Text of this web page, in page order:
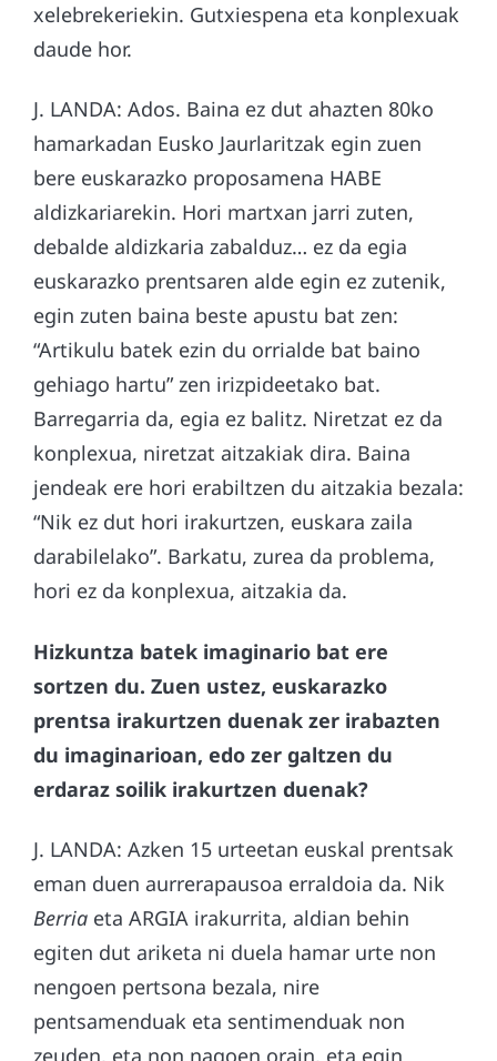
xelebrekeriekin. Gutxiespena eta konplexuak
daude hor.
J. LANDA: Ados. Baina ez dut ahazten 80ko
hamarkadan Eusko Jaurlaritzak egin zuen
bere euskarazko proposamena HABE
aldizkariarekin. Hori martxan jarri zuten,
debalde aldizkaria zabalduz… ez da egia
euskarazko prentsaren alde egin ez zutenik,
egin zuten baina beste apustu bat zen:
“Artikulu batek ezin du orrialde bat baino
gehiago hartu” zen irizpideetako bat.
Barregarria da, egia ez balitz. Niretzat ez da
konplexua, niretzat aitzakiak dira. Baina
jendeak ere hori erabiltzen du aitzakia bezala:
“Nik ez dut hori irakurtzen, euskara zaila
darabilelako”. Barkatu, zurea da problema,
hori ez da konplexua, aitzakia da.
Hizkuntza batek imaginario bat ere
sortzen du. Zuen ustez, euskarazko
prentsa irakurtzen duenak zer irabazten
du imaginarioan, edo zer galtzen du
erdaraz soilik irakurtzen duenak?
J. LANDA: Azken 15 urteetan euskal prentsak
eman duen aurrerapausoa erraldoia da. Nik
Berria eta ARGIA irakurrita, aldian behin
egiten dut ariketa ni duela hamar urte non
nengoen pertsona bezala, nire
pentsamenduak eta sentimenduak non